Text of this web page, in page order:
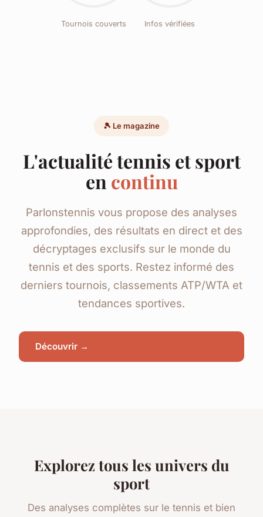
Tournois couverts Infos vérifiées
🎾 Le magazine
L'actualité tennis et sport
en continu
Parlonstennis vous propose des analyses
approfondies, des résultats en direct et des
décryptages exclusifs sur le monde du
tennis et des sports. Restez informé des
derniers tournois, classements ATP/WTA et
tendances sportives.
Découvrir →
Explorez tous les univers du
sport
Des analyses complètes sur le tennis et bien